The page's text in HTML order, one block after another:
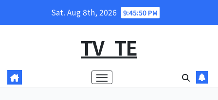
Sat. Aug 8th, 2026 9:45:51 PM
TV_TE